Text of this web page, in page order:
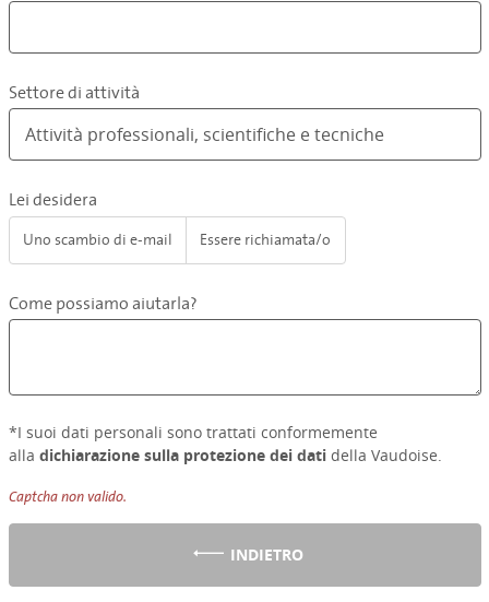
Settore di attività
Lei desidera
Uno scambio di e-mail Essere richiamata/o
Come possiamo aiutarla?
*I suoi dati personali sono trattati conformemente
alla dichiarazione sulla protezione dei datidella Vaudoise.
Captcha non valido.
INDIETRO